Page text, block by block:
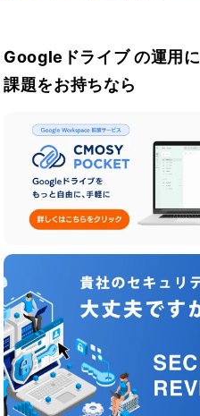
Googleドライブ の運用に
課題をお持ちなら